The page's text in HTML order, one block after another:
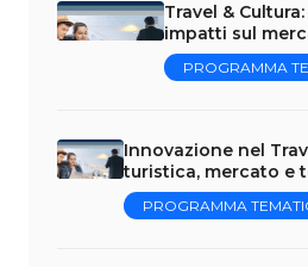
Travel &
impatti sul
PROGRAMMA
Innovazione nel
turistica, mercato e
PROGRAMMA